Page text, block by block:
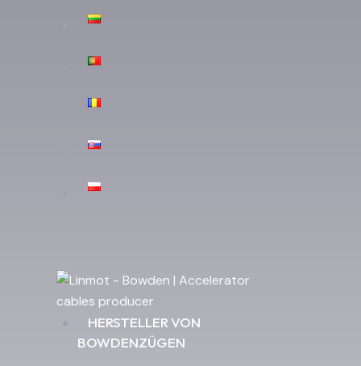
HERSTELLER VON
BOWDENZÜGEN